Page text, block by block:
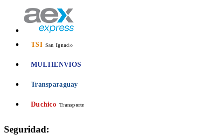
TSI San Ignacio
MULTIENVIOS
Transparaguay
Duchico Transporte
Seguridad: